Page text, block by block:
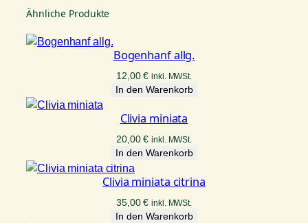
e
b
o
i
g
Ähnliche Produkte
Bogenhanf allg.
12,00€ inkl. MWSt.
In den Warenkorb
Clivia miniata
20,00€ inkl. MWSt.
In den Warenkorb
Clivia miniata citrina
35,00€ inkl. MWSt.
In den Warenkorb